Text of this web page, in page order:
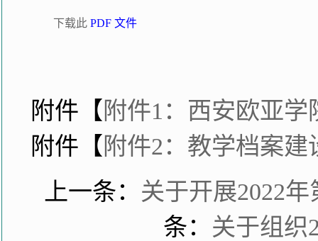
下载此 PDF 文件
附件【 附件1：西安欧亚
附件【 附件2：教学档案
上一条： 关于开展2022
条： 关于组织